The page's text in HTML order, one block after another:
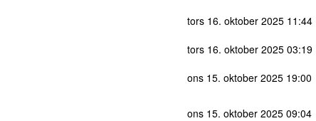
tors 16. oktober 2025 11:44
tors 16. oktober 2025 03:19
ons 15. oktober 2025 19:00
ons 15. oktober 2025 09:04